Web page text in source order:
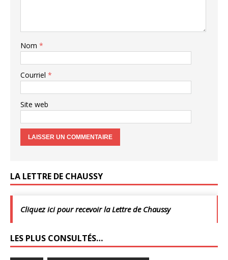
Nom *
Courriel *
Site web
LA LETTRE DE CHAUSSY
Cliquez ici pour recevoir la Lettre de Chaussy
LES PLUS CONSULTÉS…